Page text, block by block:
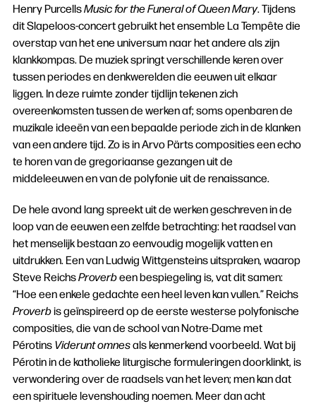
Henry PurcellsMusic for the Funeral of Queen Mary. Tijdens
dit Slapeloos-concert gebruikt het ensemble La Tempête die
overstap van het ene universum naar het andere als zijn
klankkompas. De muziek springt verschillende keren over
tussen periodes en denkwerelden die eeuwen uit elkaar
liggen. In deze ruimte zonder tijdlijn tekenen zich
overeenkomsten tussen de werken af; soms openbaren de
muzikale ideeën van een bepaalde periode zich in de klanken
van een andere tijd. Zo is in Arvo Pärts composities een echo
te horen van de gregoriaanse gezangen uit de
middeleeuwen en van de polyfonie uit de renaissance.
De hele avond lang spreekt uit de werken geschreven in de
loop van de eeuwen een zelfde betrachting: het raadsel van
het menselijk bestaan zo eenvoudig mogelijk vatten en
uitdrukken. Een van Ludwig Wittgensteins uitspraken, waarop
Steve ReichsProverbeen bespiegeling is, vat dit samen:
“Hoe een enkele gedachte een heel leven kan vullen.” Reichs
Proverbis geïnspireerd op de eerste westerse polyfonische
composities, die van de school van Notre-Dame met
PérotinsViderunt omnesals kenmerkend voorbeeld. Wat bij
Pérotin in de katholieke liturgische formuleringen doorklinkt, is
verwondering over de raadsels van het leven; men kan dat
een spirituele levenshouding noemen. Meer dan acht